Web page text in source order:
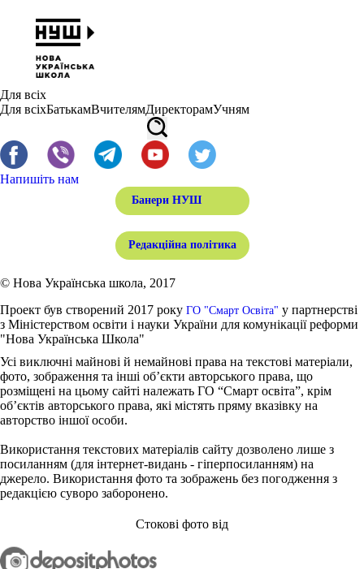
Для всіх
Для всіхБатькамВчителямДиректорамУчням
Напишіть нам
Банери НУШ
Редакційна політика
© Нова Українська школа, 2017
Проект був створений 2017 року ГО "Смарт Освіта" у партнерстві
з Міністерством освіти і науки України для комунікації реформи
"Нова Українська Школа"
Усі виключні майнові й немайнові права на текстові матеріали,
фото, зображення та інші об’єкти авторського права, що
розміщені на цьому сайті належать ГО “Смарт освіта”, крім
об’єктів авторського права, які містять пряму вказівку на
авторство іншої особи.
Використання текстових матеріалів сайту дозволено лише з
посиланням (для інтернет-видань - гіперпосиланням) на
джерело. Використання фото та зображень без погодження з
редакцією суворо заборонено.
Стокові фото від